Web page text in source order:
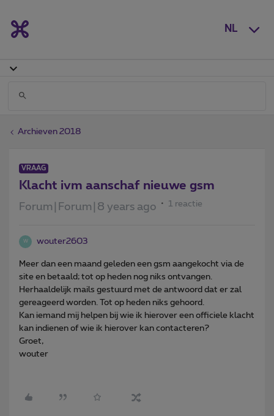
NL
Archieven 2018
VRAAG
Klacht ivm aanschaf nieuwe gsm
Forum|Forum|8 years ago 1 reactie
W wouter2603
Meer dan een maand geleden een gsm aangekocht via de
site en betaald; tot op heden nog niks ontvangen.
Herhaaldelijk mails gestuurd met de antwoord dat er zal
gereageerd worden. Tot op heden niks gehoord.
Kan iemand mij helpen bij wie ik hierover een officiele klacht
kan indienen of wie ik hierover kan contacteren?
Groet,
wouter